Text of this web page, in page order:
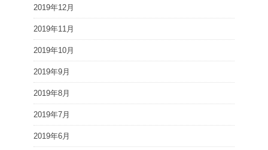
2019年12月
2019年11月
2019年10月
2019年9月
2019年8月
2019年7月
2019年6月